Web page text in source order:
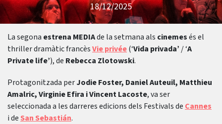
18/12/2025
La segona estrena MEDIAde la setmana als cinemesés el
thriller dramàtic francèsVie privée(‘Vida privada’ / ‘A
Private life’), de Rebecca Zlotowski.
Protagonitzada perJodie Foster, Daniel Auteuil, Matthieu
Amalric, Virginie Efira i Vincent Lacoste, va ser
seleccionada a les darreres edicions dels Festivals de Cannes
i de San Sebastián.